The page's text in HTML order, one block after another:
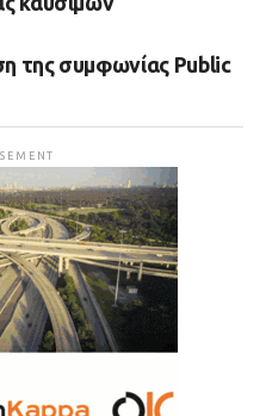
της συμφωνίας Public